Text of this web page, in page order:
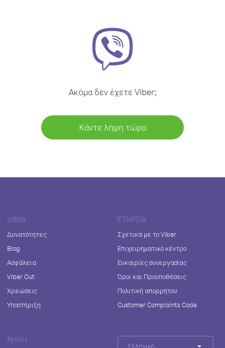
Ακόμα δεν έχετε Viber;
Κάντε λήψη τώρα
VIBER
Δυνατότητες
Blog
Ασφάλεια
Viber Out
Χρεώσεις
Υποστήριξη
ΕΤΑΙΡΕΊΑ
Σχετικά με το Viber
Επιχειρηματικό κέντρο
Ευκαιρίες συνεργασίας
Όροι και Προϋποθέσεις
Πολιτική απορρήτου
Customer Complaints Code
ΛΉΨΗ
Ελληνικά